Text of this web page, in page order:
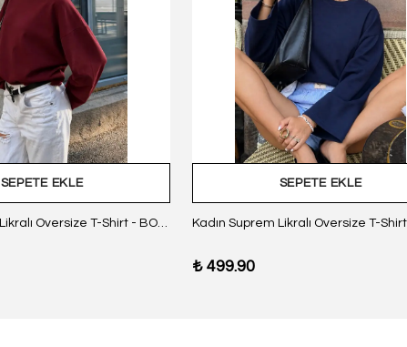
SEPETE EKLE
Kadın Suprem Likralı Oversize T-Shirt - BORDO
SEPETE EKLE
₺ 499.90